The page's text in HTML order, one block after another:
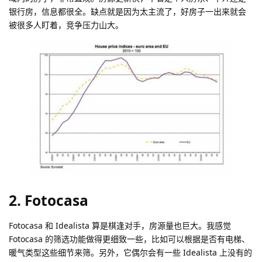
银行房，信息都很全。缺点就是因为太主流了，好房子一出来就会
被很多人盯着，竞争压力山大。
2. Fotocasa
Fotocasa 和 Idealista 算是棋逢对手，房源量也巨大。我感觉
Fotocasa 的筛选功能做得更细致一些，比如可以根据是否有电梯、
暖气类型这些细节来筛。另外，它偶尔会有一些 Idealista 上没有的